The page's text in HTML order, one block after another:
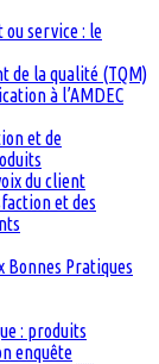
ou service : le
de la qualité (TQM)
à l’AMDEC
et de
du client
et des
Bonnes Pratiques
: produits
enquête